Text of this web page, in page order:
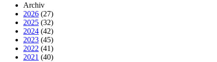
Archiv
2026 (27)
2025 (32)
2024 (42)
2023 (45)
2022 (41)
2021 (40)